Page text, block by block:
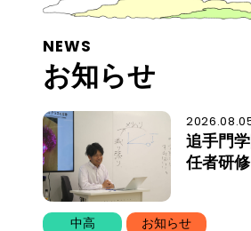
NEWS
お知らせ
追手門
任者研修
中高 お知らせ